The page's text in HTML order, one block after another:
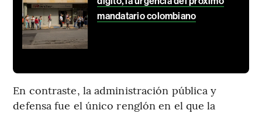
mandatario colombiano
En contraste, la administración pública y
defensa fue el único renglón en el que la